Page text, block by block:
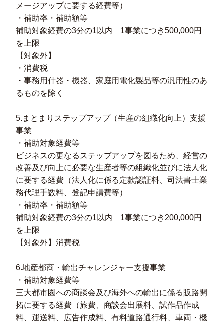
メージアップに要する経費等）
・補助率・補助額等
補助対象経費の3分の1以内 1事業につき500,000円
を上限
【対象外】
・消費税
・事務用什器・機器、家庭用電化製品等の汎用性のあ
るものを除く
5.まとまりステップアップ（生産の組織化向上）支援
事業
・補助対象経費等
ビジネスの更なるステップアップを図るため、経営の
改善及び向上に必要な生産者等の組織化並びに法人化
に要する経費（法人化に係る定款認証料、司法書士業
務代理手数料、登記申請費等）
・補助率・補助額等
補助対象経費の3分の1以内 1事業につき200,000円
を上限
【対象外】消費税
6.地産都商・輸出チャレンジャー支援事業
・補助対象経費等
三大都市圏への商談会及び海外への輸出に係る販路開
拓に要する経費（旅費、商談会出展料、試作品作成
料、運送料、広告作成料、有料道路通行料、車両・機